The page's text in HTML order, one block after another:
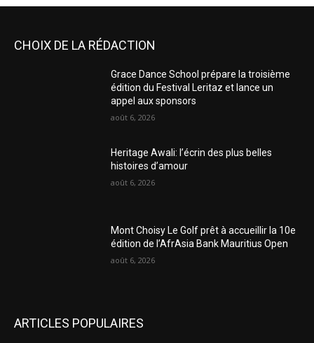
CHOIX DE LA RÉDACTION
Grace Dance School prépare la troisième
édition du Festival Leritaz et lance un
appel aux sponsors
août 6, 2026
Heritage Awali: l’écrin des plus belles
histoires d’amour
août 6, 2026
Mont Choisy Le Golf prêt à accueillir la 10e
édition de l’AfrAsia Bank Mauritius Open
août 6, 2026
ARTICLES POPULAIRES